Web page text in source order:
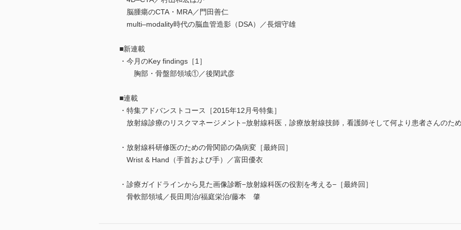
脳腫瘍のCTA・MRA／門田善仁
multi–modality時代の脳血管造影（DSA）／長畑守雄
■新連載
・今月のKey findings［1］
胸部・骨盤部領域①／後閑武彦
■連載
・特集アドバンストコース［2015年12月号特集］
放射線診療のリスクマネージメント−放射線科医，診療放射線技師，看護師そして何より患者さんのた
・放射線科研修医のための骨関節の偽病変［最終回］
Wrist & Hand（手首および手）／富田優衣
・診療ガイドラインから見た画像診断−放射線科医の役割を考える−［最終回］
骨軟部領域／長田周治/福庭栄治/藤本 肇